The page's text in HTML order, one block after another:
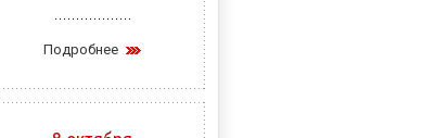
Подробнее